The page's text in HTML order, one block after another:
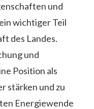
und
wichtiger Teil
des Landes.
und
Position als
stärken und zu
Energiewende